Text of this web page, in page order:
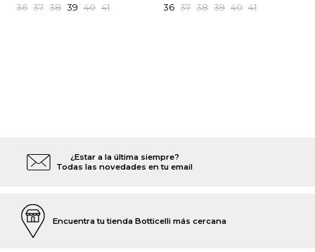
36 37 38 39 40 41
36 37 38 39 40 41
¿Estar a la última siempre?
Todas las novedades en tu email
Encuentra tu tienda Botticelli más cercana